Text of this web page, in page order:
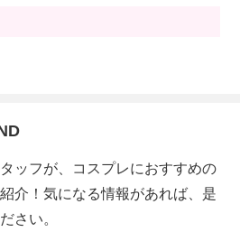
ッフが、コスプレにおすすめの
介！気になる情報があれば、是
さい。